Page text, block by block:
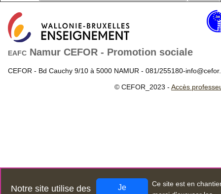
Notre site utilise des Je
Ce site est en
EAFC Namur CEFOR - Promotion sociale
CEFOR - Bd Cauchy 9/10 à 5000 NAMUR - 081/255180-
© CEFOR_2023 - Accès